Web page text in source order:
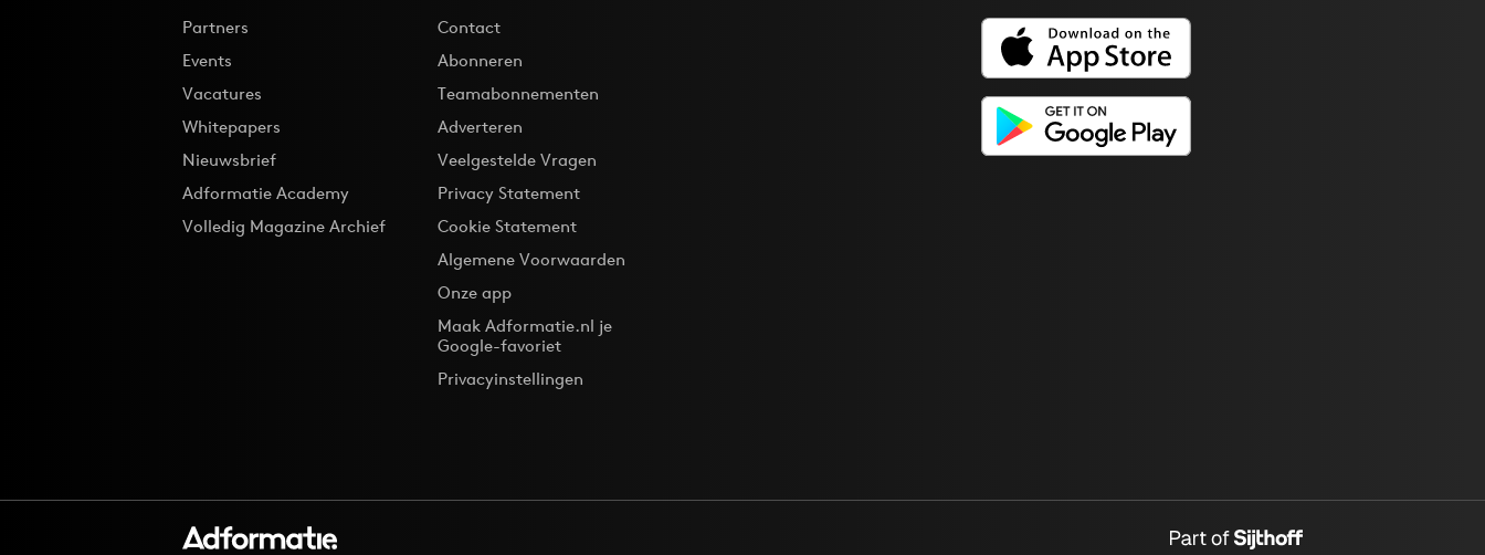
Partners
Events
Vacatures
Whitepapers
Nieuwsbrief
Adformatie Academy
Volledig Magazine Archief
Contact
Abonneren
Teamabonnementen
Adverteren
Veelgestelde Vragen
Privacy Statement
Cookie Statement
Algemene Voorwaarden
Onze app
Maak Adformatie.nl je
Google-favoriet
Privacyinstellingen